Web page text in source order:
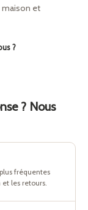
maison et
?
? Nous
fréquentes
les retours.